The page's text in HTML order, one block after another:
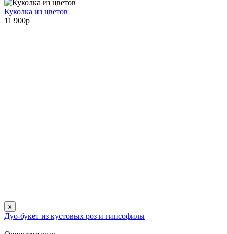
Куколка из цветов
11 900p
x
Дуо-букет из кустовых роз и гипсофилы